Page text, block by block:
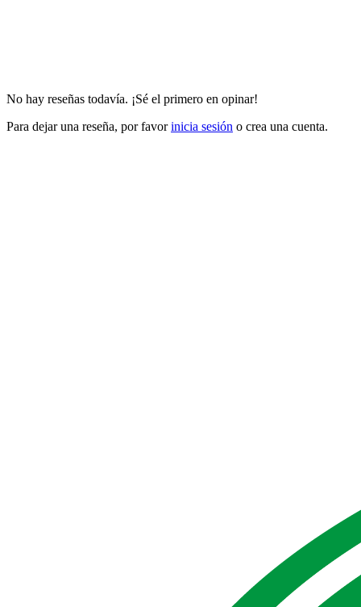
No hay reseñas todavía. ¡Sé el primero en opinar!
Para dejar una reseña, por favorinicia sesión o crea una cuenta.